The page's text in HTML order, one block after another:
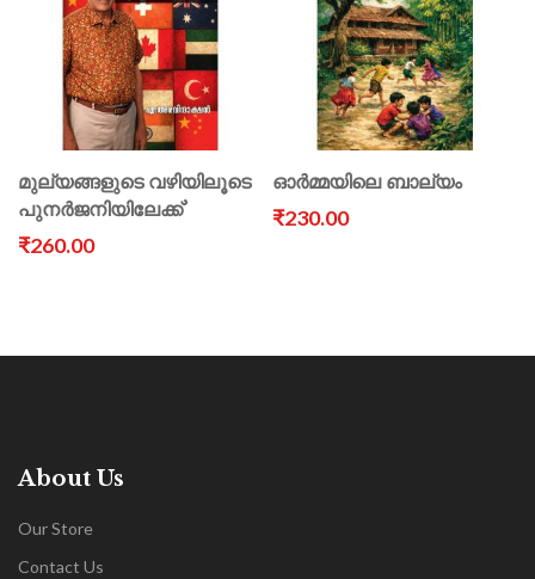
മുല്യങ്ങളുടെ വഴിയിലൂടെ
പുനർജനിയിലേക്ക്’
₹260.00
ഓർമ്മയിലെ ബാല്യം
₹230.00
About Us
Our Store
Contact Us